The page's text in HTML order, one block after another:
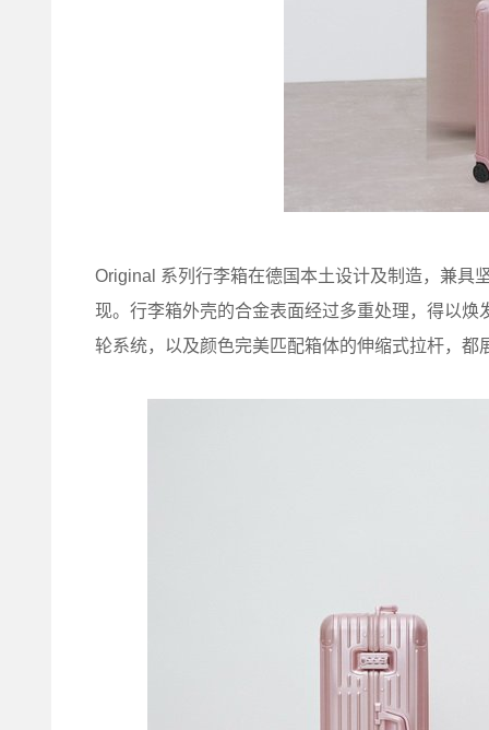
Original 系列行李箱在德国本土设计及制造，兼具
现。行李箱外壳的合金表面经过多重处理，得以
轮系统，以及颜色完美匹配箱体的伸缩式拉杆，